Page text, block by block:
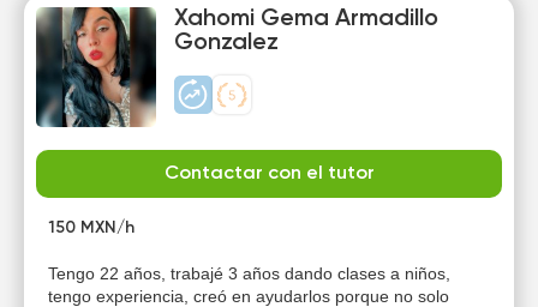
Xahomi Gema Armadillo
Gonzalez
Contactar con el tutor
150 MXN/h
Tengo 22 años, trabajé 3 años dando clases a niños,
tengo experiencia, creó en ayudarlos porque no solo
Su
9
Mo
10
Tu